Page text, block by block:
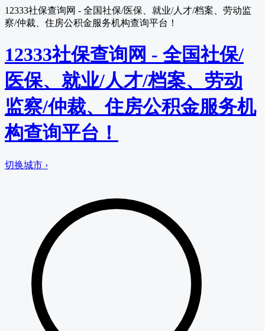
12333社保查询网 - 全国社保/医保、就业/人才/档案、劳动监
察/仲裁、住房公积金服务机构查询平台！
12333社保查询网 - 全国社保/
医保、就业/人才/档案、劳动
监察/仲裁、住房公积金服务机
构查询平台！
切换城市 ›